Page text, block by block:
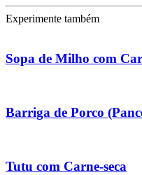
Experimente também
Sopa de Milho com
Barriga de Porco
Tutu com Carne-seca